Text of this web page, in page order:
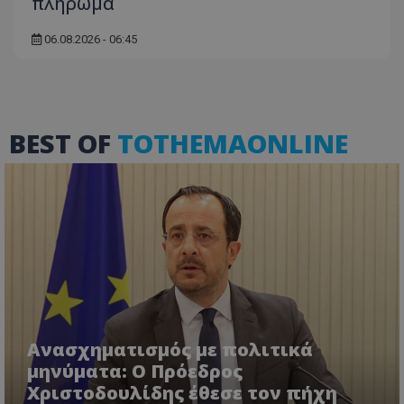
06.08.2026 - 06:45
BEST OF TOTHEMAONLINE
Ανασχηματισμός με πολιτικά
μηνύματα: Ο Πρόεδρος
Χριστοδουλίδης έθεσε τον πήχη
VISITOR_PRIVACY_METADATA
YouTube
.youtube.com